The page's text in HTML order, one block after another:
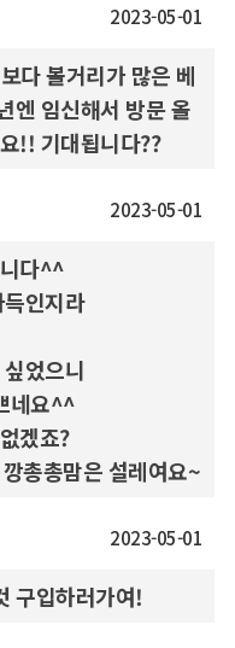
2023-05-01
다 볼거리가 많은 베
엔 임신해서 방문 올
!! 기대됩니다??
2023-05-01
다^^
인지라
었으니
네요^^
겠죠?
총총맘은 설레여요~
2023-05-01
구입하러가여!